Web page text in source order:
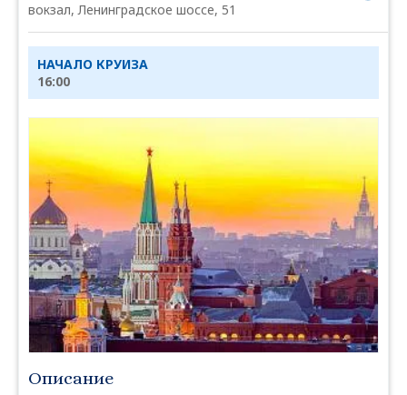
вокзал, Ленинградское шоссе, 51
НАЧАЛО КРУИЗА
16:00
Описание